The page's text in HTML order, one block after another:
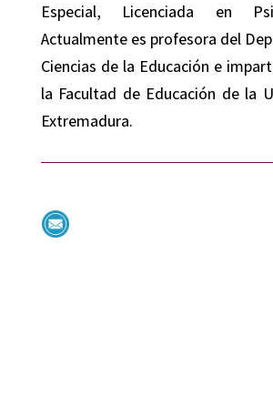
Especial, Licenciada en
Actualmente es profesora del
Ciencias de la Educación e
la Facultad de Educación de la
Extremadura.